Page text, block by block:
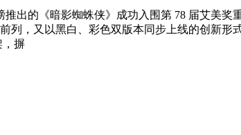
出的《暗影蜘蛛侠》成功入围第 78 届艾美
列，又以黑白、彩色双版本同步上线的创新
，摒